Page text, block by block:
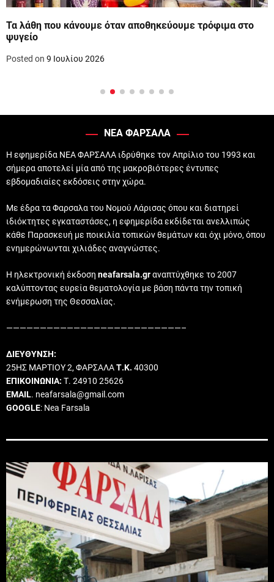
Τα λάθη που κάνουμε όταν αποθηκεύουμε τρόφιμα στο
ψυγείο
Posted on 9 Ιουλίου 2026
ΝΕΑ ΦΑΡΣΑΛΑ
Η εφημερίδα ΝΕΑ ΦΑΡΣΑΛΑ ιδρύθηκε τον Απρίλιο του 1993 και
σήμερα αποτελεί μία από της μακροβιότερες έντυπες
εβδομαδιαίες εκδόσεις στην χώρα.
Με έδρα τα Φαρσαλα του Νομού Λάρισας όπου και διατηρεί
ιδιόκτητες εγκαταστάσες, η εφημερίδα εκδίδεται ανελλιπώς
κάθε Παρασκευή με ποικιλία τοπικών θεμάτων και όχι μόνο, όπου
ενημερώνωνται χιλιάδες αναγνώστες.
Η ηλεκτρονική έκδοση neafarsala.grαναπτύχθηκε το 2007
καλύπτοντας ευρεία θεματολογία με βάση πάντα την τοπική
ενήμερωση της Θεσσαλίας.
——————————————————————————–
ΔΙΕΥΘΥΝΣΗ:
25ΗΣ ΜΑΡΤΙΟΥ 2, ΦΑΡΣΑΛΑΤ.Κ. 40300
ΕΠΙΚΟΙΝΩΝΙΑ: Τ. 24910 25626
EMAIL. neafarsala@gmail.com
GOOGLE: Nea Farsala